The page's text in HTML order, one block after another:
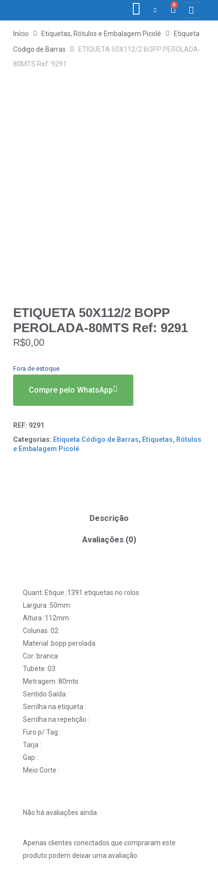
0
Início Etiquetas, Rótulos e Embalagem Picolé
Etiqueta
Código de Barras
ETIQUETA 50X112/2 BOPP PEROLADA-
80MTS Ref: 9291
ETIQUETA 50X112/2 BOPP
PEROLADA-80MTS Ref: 9291
R$0,00
Fora de estoque
Compre pelo WhatsApp
REF: 9291
Categorias: Etiqueta Código de Barras, Etiquetas, Rótulos
e Embalagem Picolé
Descrição
Avaliações (0)
Quant. Etique.:1391 etiquetas no rolos
Largura :50mm
Altura :112mm
Colunas :02
Material :bopp perolada
Cor :branca
Tubete :03
Metragem :80mts
Sentido Saída :
Serrilha na etiqueta :
Serrilha na repetição :
Furo p/ Tag :
Tarja :
Gap :
Meio Corte :
Não há avaliações ainda.
Apenas clientes conectados que compraram este
produto podem deixar uma avaliação.